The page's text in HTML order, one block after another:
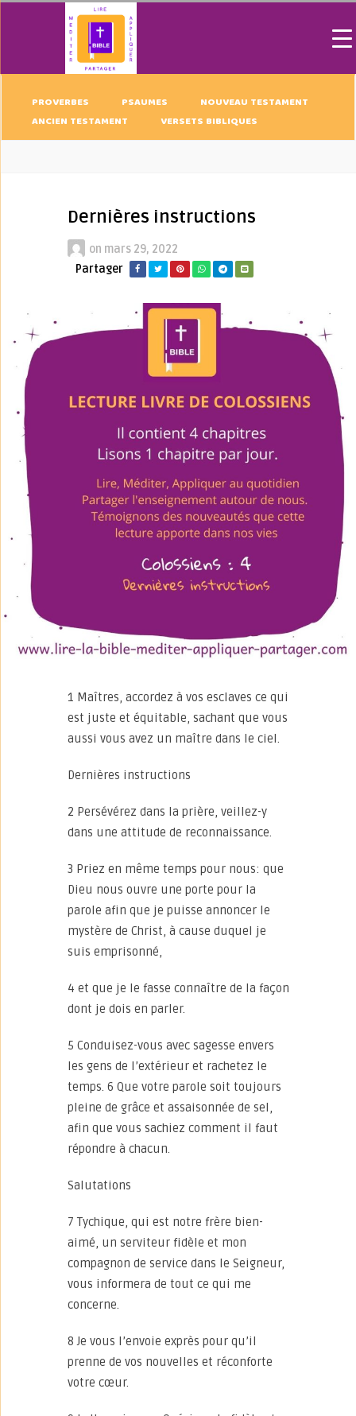
PROVERBES PSAUMES
NOUVEAU TESTAMENT
ANCIEN TESTAMENT
VERSETS BIBLIQUES
Dernières instructions
on mars 29, 2022
Partager
1 Maîtres, accordez à vos esclaves ce qui
est juste et équitable, sachant que vous
aussi vous avez un maître dans le ciel.
Dernières instructions
2 Persévérez dans la prière, veillez-y
dans une attitude de reconnaissance.
3 Priez en même temps pour nous: que
Dieu nous ouvre une porte pour la
parole afin que je puisse annoncer le
mystère de Christ, à cause duquel je
suis emprisonné,
4 et que je le fasse connaître de la façon
dont je dois en parler.
5 Conduisez-vous avec sagesse envers
les gens de l’extérieur et rachetez le
temps. 6 Que votre parole soit toujours
pleine de grâce et assaisonnée de sel,
afin que vous sachiez comment il faut
répondre à chacun.
Salutations
7 Tychique, qui est notre frère bien-
aimé, un serviteur fidèle et mon
compagnon de service dans le Seigneur,
vous informera de tout ce qui me
concerne.
8 Je vous l’envoie exprès pour qu’il
prenne de vos nouvelles et réconforte
votre cœur.